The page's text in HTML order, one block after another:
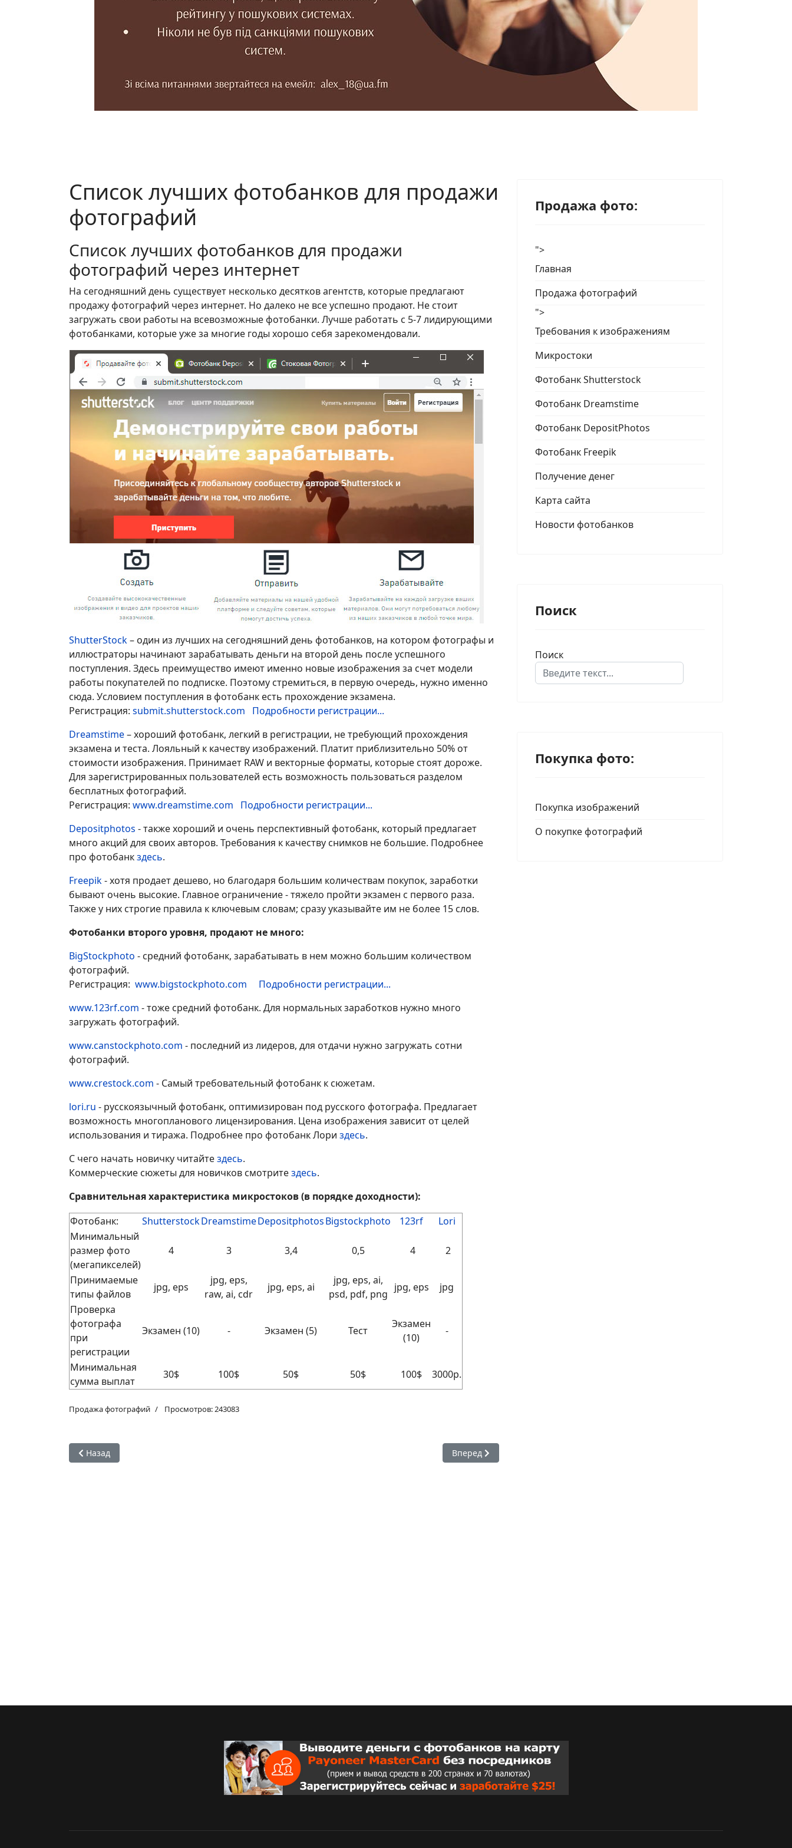
Список лучших фотобанков для продажи
фотографий
Список лучших фотобанков для продажи
фотографий через интернет
На сегодняшний день существует несколько десятков агентств, которые предлагают
продажу фотографий через интернет. Но далеко не все успешно продают. Не стоит
загружать свои работы на всевозможные фотобанки. Лучше работать с 5-7 лидирующими
фотобанками, которые уже за многие годы хорошо себя зарекомендовали.
ShutterStock– один из лучших на сегодняшний день фотобанков, на котором фотографы и
иллюстраторы начинают зарабатывать деньги на второй день после успешного
поступления. Здесь преимущество имеют именно новые изображения за счет модели
работы покупателей по подписке. Поэтому стремиться, в первую очередь, нужно именно
сюда. Условием поступления в фотобанк есть прохождение экзамена.
Регистрация: submit.shutterstock.com
Подробности регистрации...
Dreamstime– хороший фотобанк, легкий в регистрации, не требующий прохождения
экзамена и теста. Лояльный к качеству изображений. Платит приблизительно 50% от
стоимости изображения. Принимает RAW и векторные форматы, которые стоят дороже.
Для зарегистрированных пользователей есть возможность пользоваться разделом
бесплатных фотографий.
Регистрация: www.dreamstime.com
Подробности регистрации...
Depositphotos - также хороший и очень перспективный фотобанк, который предлагает
много акций для своих авторов. Требования к качеству снимков не большие. Подробнее
про фотобанкздесь.
Freepik- хотя продает дешево, но благодаря большим количествам покупок, заработки
бывают очень высокие. Главное ограничение - тяжело пройти экзамен с первого раза.
Также у них строгие правила к ключевым словам; сразу указывайте им не более 15 слов.
Фотобанки второго уровня, продают не много:
BigStockphoto - средний фотобанк, зарабатывать в нем можно большим количеством
фотографий.
Регистрация: www.bigstockphoto.com
Подробности регистрации...
www.123rf.com - тоже средний фотобанк. Для нормальных заработков нужно много
загружать фотографий.
www.canstockphoto.com - последний из лидеров, для отдачи нужно загружать сотни
фотографий.
www.crestock.com - Самый требовательный фотобанк к сюжетам.
lori.ru - русскоязычный фотобанк, оптимизирован под русского фотографа. Предлагает
возможность многопланового лицензирования. Цена изображения зависит от целей
использования и тиража. Подробнее про фотобанк Лори здесь.
С чего начать новичку читайтездесь.
Коммерческие сюжеты для новичков смотритездесь.
Сравнительная характеристика микростоков (в порядке доходности):
Фотобанк:
ShutterstockDreamstimeDepositphotosBigstockphoto 123rf
Lori
Минимальный
размер фото
(мегапикселей)
4 3 3,4 0,5 4 2
Принимаемые
типы файлов
jpg, eps
jpg, eps,
raw, ai, cdr
jpg, eps, ai
jpg, eps, ai,
psd, pdf, png
jpg, eps
jpg
Проверка
фотографа
при
регистрации
Экзамен (10) - Экзамен (5) Тест
Экзамен
(10)
-
Минимальная
сумма выплат
30$ 100$ 50$ 50$ 100$ 3000р.
Продажа фотографий Просмотров: 243083
Предыдущий: Фотобанки для начинающих. С чего начать?
Назад Следующий: Регистрация в платежной системе Skrill (Moneybookers)
Вперед
Продажа фото:
">
Главная
Продажа фотографий
">
Требования к изображениям
Микростоки
Фотобанк Shutterstock
Фотобанк Dreamstime
Фотобанк DepositPhotos
Фотобанк Freepik
Получение денег
Карта сайта
Новости фотобанков
Поиск
Поиск
Покупка фото:
Покупка изображений
О покупке фотографий